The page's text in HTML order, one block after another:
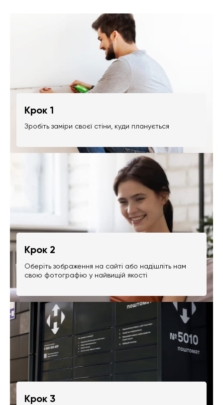
Крок 1
Зробіть заміри своєї стіни, куди планується
Крок 2
Оберіть зображення на сайті або надішліть нам
свою фотографію у найвищій якості
Крок 3